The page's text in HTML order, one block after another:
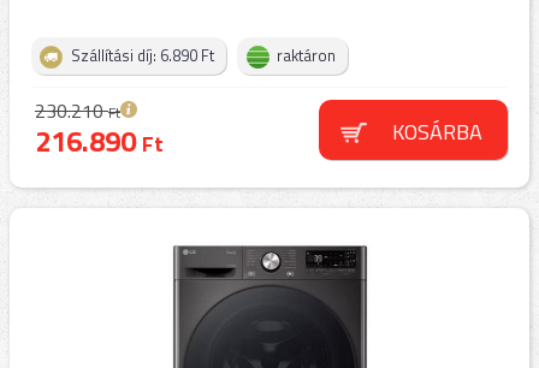
Szállítási díj: 6.890 Ft raktáron
230.210Ft
216.890Ft KOSÁRBA